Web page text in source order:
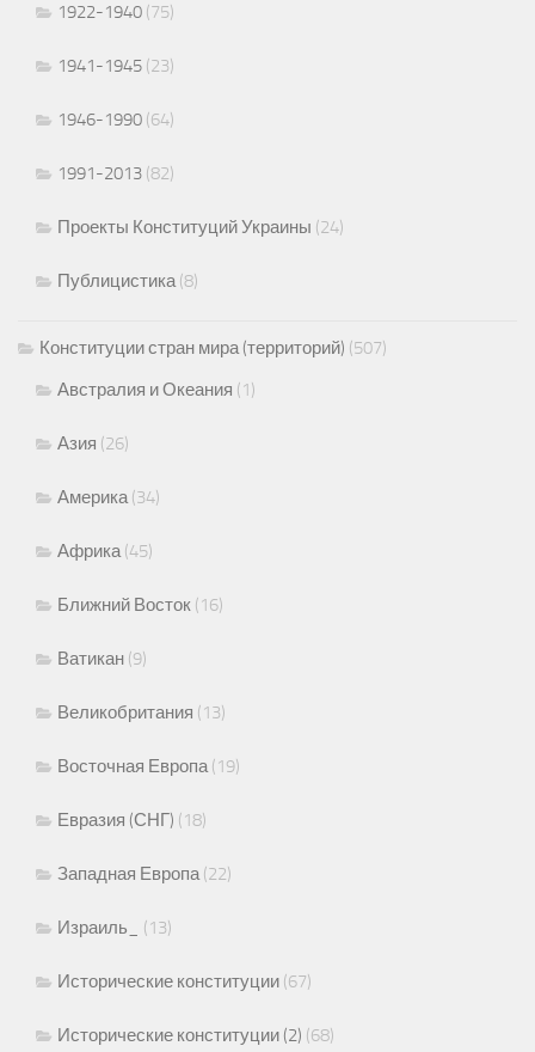
1922-1940 (75)
1941-1945 (23)
1946-1990 (64)
1991-2013 (82)
Проекты Конституций Украины (24)
Публицистика(8)
Конституции стран мира (территорий) (507)
Австралия и Океания (1)
Азия (26)
Америка(34)
Африка(45)
Ближний Восток (16)
Ватикан (9)
Великобритания (13)
Восточная Европа(19)
Евразия (СНГ) (18)
Западная Европа(22)
Израиль_ (13)
Исторические конституции (67)
Исторические конституции (2) (68)